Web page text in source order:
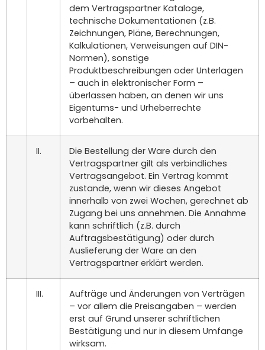
dem Vertragspartner Kataloge,
technische Dokumentationen (z.B.
Zeichnungen, Pläne, Berechnungen,
Kalkulationen, Verweisungen auf DIN-
Normen), sonstige
Produktbeschreibungen oder Unterlagen
– auch in elektronischer Form –
überlassen haben, an denen wir uns
Eigentums- und Urheberrechte
vorbehalten.
II.
Die Bestellung der Ware durch den
Vertragspartner gilt als verbindliches
Vertragsangebot. Ein Vertrag kommt
zustande, wenn wir dieses Angebot
innerhalb von zwei Wochen, gerechnet ab
Zugang bei uns annehmen. Die Annahme
kann schriftlich (z.B. durch
Auftragsbestätigung) oder durch
Auslieferung der Ware an den
Vertragspartner erklärt werden.
III.
Aufträge und Änderungen von Verträgen
– vor allem die Preisangaben – werden
erst auf Grund unserer schriftlichen
Bestätigung und nur in diesem Umfange
wirksam.